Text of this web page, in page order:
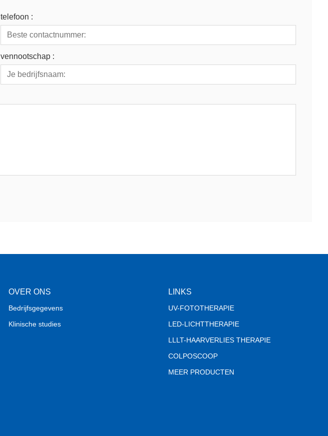
telefoon :
vennootschap :
OVER ONS
Bedrijfsgegevens
Klinische studies
LINKS
UV-FOTOTHERAPIE
LED-LICHTTHERAPIE
LLLT-HAARVERLIES THERAPIE
COLPOSCOOP
MEER PRODUCTEN